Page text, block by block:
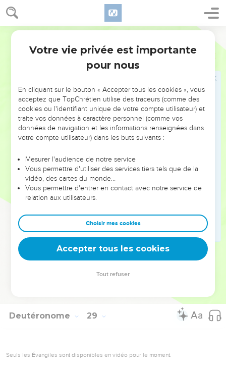
Deutéronome 28
extrémité de la terre à l'autre, et là, tu serviras d'autres dieux
que ni toi ni tes ancêtres n’avez connus, du bois et de la
pierre.
Parmi ces nations, tu ne seras pas tranquille et tu n'auras
pas un lieu de repos pour la plante de tes pieds. L'Eternel te
donnera un cœur inquiet, des yeux affaiblis, une âme
découragée.
Ta vie sera comme suspendue à un fil devant toi, tu
trembleras la nuit et le jour, tu n’auras pas confiance dans
l’existence.
A cause de la frayeur qui remplira ton cœur et du
seulement c’était le soir !’et tu diras le soir : ‘Si seulement
c’était le matin !’
L'Eternel te ramènera par bateaux en Egypte, par le
chemin dont je t'avais dit : ‘Tu ne le reverras plus !’Là, vous
vous vendrez vous-mêmes à vos ennemis comme esclaves
et servantes, et il n'y aura personne pour vous acheter. »
DERNIER DISCOURS DE MOÏSE
Voici les paroles de l'alliance que l'Eternel ordonna à
Deutéronome 29
Seuls les Évangiles sont disponibles en vidéo pour le moment.
Votre vie privée est importante
pour nous
En cliquant sur le bouton « Accepter tous les cookies », vous
acceptez que TopChrétien utilise des traceurs (comme des
cookies ou l'identifiant unique de votre compte utilisateur) et
traite vos données à caractère personnel (comme vos
données de navigation et les informations renseignées dans
votre compte utilisateur) dans les buts suivants :
Mesurer l'audience de notre service
Vous permettre d'utiliser des services tiers tels que de la
vidéo, des cartes du monde…
Vous permettre d'entrer en contact avec notre service de
relation aux utilisateurs.
Choisir mes cookies
Accepter tous les cookies
Tout refuser